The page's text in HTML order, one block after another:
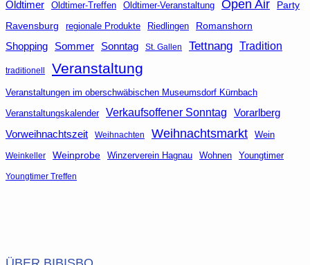
Oldtimer Oldtimer-Treffen Oldtimer-Veranstaltung Open Air Party
Ravensburg regionale Produkte Riedlingen Romanshorn
Shopping Sommer Sonntag St. Gallen Tettnang Tradition
traditionell Veranstaltung
Veranstaltungen im oberschwäbischen Museumsdorf Kürnbach
Veranstaltungskalender
Verkaufsoffener Sonntag Vorarlberg
Vorweihnachtszeit Weihnachten Weihnachtsmarkt Wein
Weinkeller Weinprobe Winzerverein Hagnau Wohnen Youngtimer
Youngtimer Treffen